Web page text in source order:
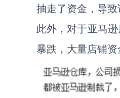
抽走了资金，导致
此外，对于亚马
暴跌，大量店铺